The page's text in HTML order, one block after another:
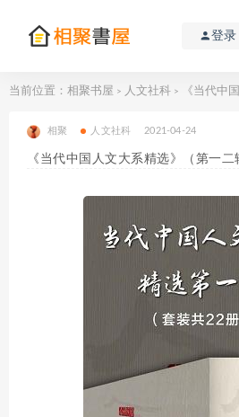
登录
当前位置： 相聚书屋 > 人文社科 > 《当代中
相聚 人文社科 2021-04-24
《当代中国人文大系精选》（第一二